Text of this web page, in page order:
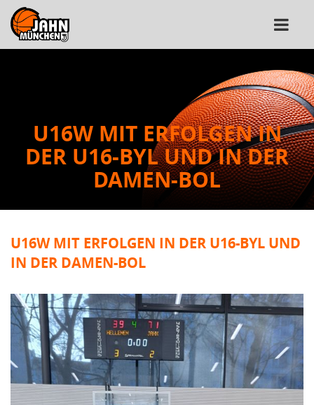
U16W MIT ERFOLGEN IN
DER U16-BYL UND IN DER
DAMEN-BOL
U16W MIT ERFOLGEN IN DER U16-BYL UND
IN DER DAMEN-BOL